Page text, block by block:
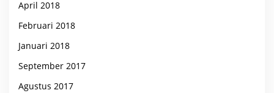
April 2018
Februari 2018
Januari 2018
September 2017
Agustus 2017